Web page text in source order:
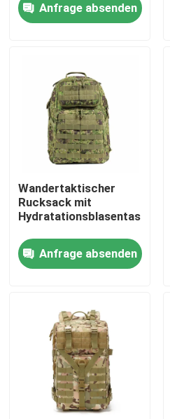
Zu Hause
Über uns
Werksbesichtigung
Qualitätskontrolle
Bitte um ein Angebot
Taktische Gewehr-Tasche
Jagd der Gewehr-Tasche
Anfrage absenden
Wandertaktischer
Rucksack mit
Hydratationsblasentasche
Anfrage absenden